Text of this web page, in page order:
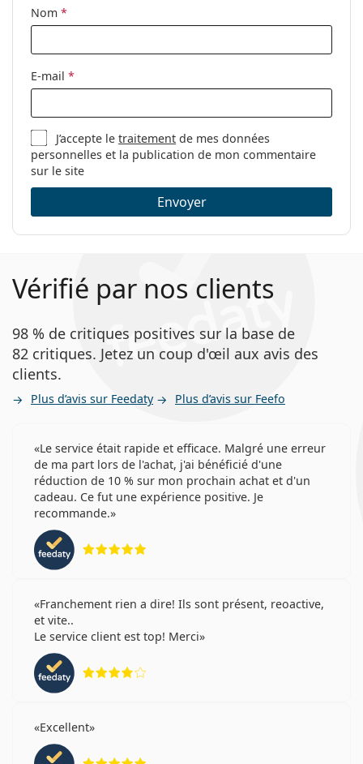
qu'occasionnellement
les SofLens Daily Disposable ?
Que se passe-t-il si vous portez des lentilles de
contact journalières pendant plus d'une
journée ?
Peut-on dormir avec des lentilles de contact
SofLens Daily Disposable ?
Les lentilles de contact journalières sont-elles
meilleures pour mes yeux ?
Puis-je porter des lentilles jetables journalières
pendant deux jours ?
Disposable 30-pack, 90-pack et 180-pack ?
Autres lentilles de contact journalières
Vendu le plus souvent avec les collyres
Drops 15 ml.
avant l'utilisation.
Fabriquant:
Bausch & Lomb
lentilles:
180
Autres
Catégorie:
Lentilles journalières
Lentilles sphériques et asphériques
Nom *
E-mail *
J’accepte letraitement de mes données
personnelles et la publication de mon commentaire
sur le site
Envoyer
Vérifié par nos clients
98 % de critiques positives sur la base de
82 critiques. Jetez un coup d'œil aux avis des
clients.
Plus d’avis sur Feedaty Plus d’avis sur Feefo
Le service était rapide et efficace. Malgré une erreur
de ma part lors de l'achat, j'ai bénéficié d'une
réduction de 10 % sur mon prochain achat et d'un
cadeau. Ce fut une expérience positive. Je
recommande.
Franchement rien a dire! Ils sont présent, reoactive,
et vite..
Le service client est top! Merci
Excellent